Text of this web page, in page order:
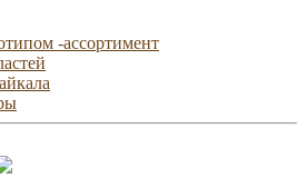
-ассортимент